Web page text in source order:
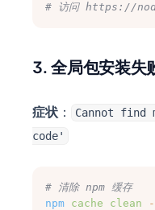
# 访问 https://
3. 全局包安装失
症状 ：
Cannot find
code'
# 清除 npm 缓存
npm cache clean